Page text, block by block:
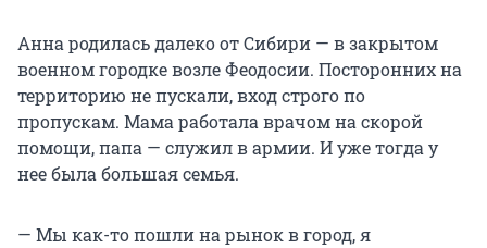
Анна родилась далеко от Сибири — в закрытом
военном городке возле Феодосии. Посторонних на
территорию не пускали, вход строго по
пропускам. Мама работала врачом на скорой
помощи, папа — служил в армии. И уже тогда у
нее была большая семья.
— Мы как-то пошли на рынок в город, я